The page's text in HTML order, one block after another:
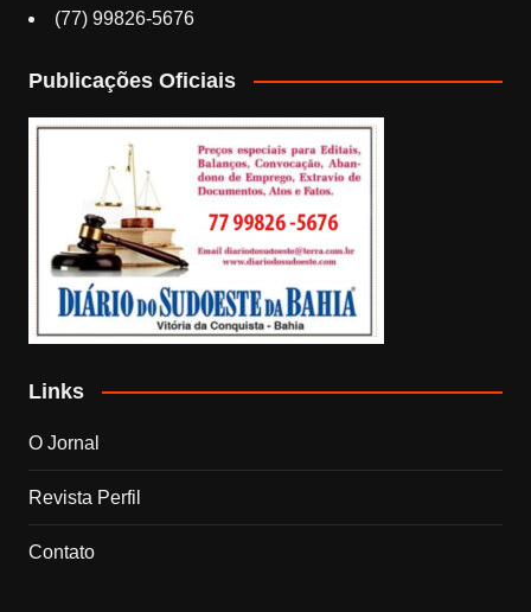
(77) 99826-5676
Publicações Oficiais
Links
O Jornal
Revista Perfil
Contato